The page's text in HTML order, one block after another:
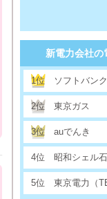
新電力会社の
1位 ソフトバン
2位 東京ガス
3位 auでんき
4位 昭和シェル
5位 東京電力（